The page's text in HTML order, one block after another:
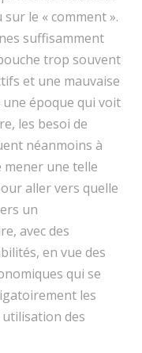
le « comment ».
suffisamment
trop souvent
et une mauvaise
époque qui voit
les besoi de
néanmoins à
mener une telle
aller vers quelle
un
avec des
en vue des
qui se
les
des